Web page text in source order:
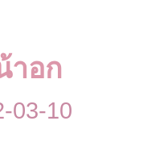
าอก
03-10